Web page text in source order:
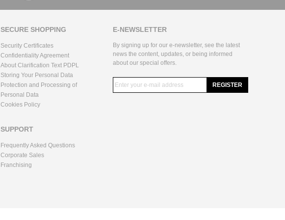
SECURE SHOPPING
Security Certificates
Confidentiality Agreement
About Clarification Text PDPL
Storing Your Personal Data
Protection and Processing of
Personal Data
Cookies Policy
SUPPORT
Frequently Asked Questions
Corporate Sales
Franchising
E-NEWSLETTER
By signing up for our e-newsletter, see the latest
news the content, updates, or being informed
about our special offers.
REGISTER